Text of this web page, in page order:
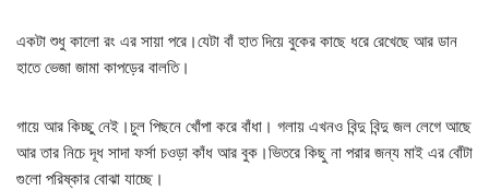
একটা শুধু কালো রং এর সায়া পরে।যেটা বাঁ হাত দিয়ে বুকের কাছে ধরে রেখেছে আর ডান
হাতে ভেজা জামা কাপড়ের বালতি।
গায়ে আর কিচ্ছু নেই।চুল পিছনে খোঁপা করে বাঁধা। গলায় এখনও বিন্দু বিন্দু জল লেগে আছে
আর তার নিচে দূধ সাদা ফর্সা চওড়া কাঁধ আর বুক।ভিতরে কিছু না পরার জন্য মাই এর বোঁটা
গুলো পরিষ্কার বোঝা যাচ্ছে।